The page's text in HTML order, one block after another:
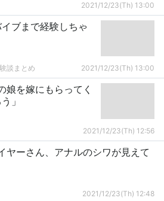
2021/12/23(Th) 13:00
ブまで経験しちゃ
談まとめ 2021/12/23(Th) 13:00
娘を嫁にもらってく
」
2021/12/23(Th) 12:56
ヤーさん、アナルのシワが見えて
2021/12/23(Th) 12:48